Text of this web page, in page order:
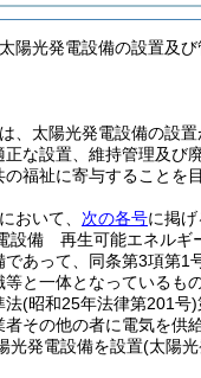
陽光発電設備の設置及
、太陽光発電設備の設
正な設置、維持管理及び
福祉に寄与することを
おいて、 次の各号に掲げ
設備 再生可能エネルギ
であって、同条第3項第1
等と一体となっているも
法(昭和25年法律第201号)
者その他の者に電気を供
発電設備を設置(太陽